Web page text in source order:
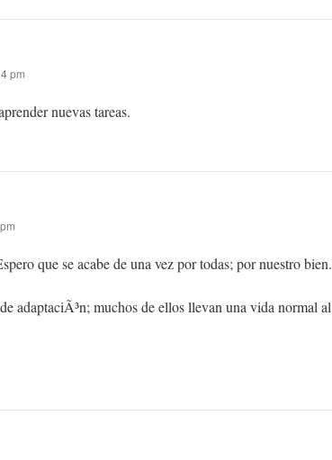
pm
nuevas tareas.
que se acabe de una vez por todas; por nuestro bien.
adaptaciÃ³n; muchos de ellos llevan una vida normal al